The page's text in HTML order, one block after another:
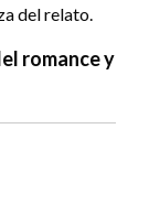
del relato.
romance y